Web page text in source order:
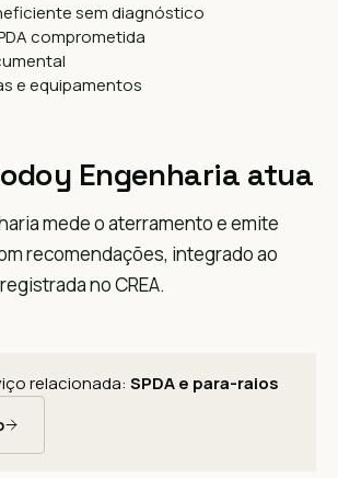
sem diagnóstico
comprometida
e equipamentos
Engenharia atua
mede o aterramento e emite
recomendações, integrado ao
no CREA.
relacionada: SPDA e para-raios